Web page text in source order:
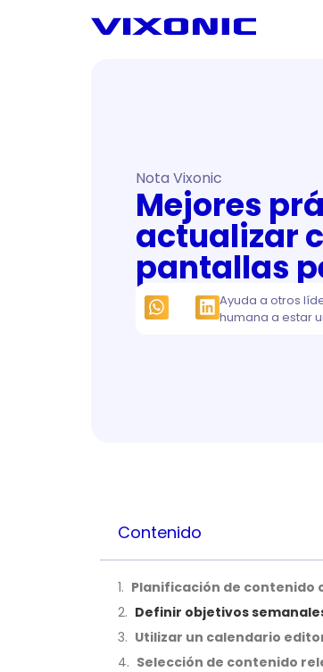
Nota Vixonic
Mejores
actualizar
pantallas
Ayuda a otros
humana a estar
Contenido
Planificación de contenido
Definir objetivos
Utilizar un calendario
Selección de contenido